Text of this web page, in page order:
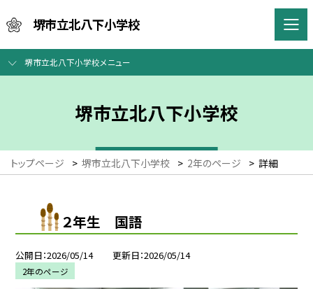
堺市立北八下小学校
堺市立北八下小学校メニュー
堺市立北八下小学校
トップページ > 堺市立北八下小学校 > 2年のページ > 詳細
２年生 国語
公開日 2026/05/14 更新日 2026/05/14
2年のページ